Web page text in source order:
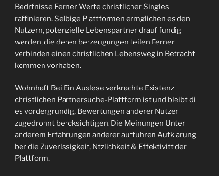
Bedrfnisse Ferner Werte christlicher Singles
raffinieren. Selbige Plattformen ermglichen es den
Nutzern, potenzielle Lebenspartner drauf fundig
werden, die deren berzeugungen teilen Ferner
verbinden einen christlichen Lebensweg in Betracht
kommen vorhaben.
Wohnhaft Bei Ein Auslese verkrachte Existenz
christlichen Partnersuche-Plattform ist und bleibt di
es vordergrundig, Bewertungen anderer Nutzer
zugedrohnt bercksichtigen. Die Meinungen Unter
anderem Erfahrungen anderer auffuhren Aufklarung
ber die Zuverlssigkeit, Ntzlichkeit & Effektivitt der
Plattform.